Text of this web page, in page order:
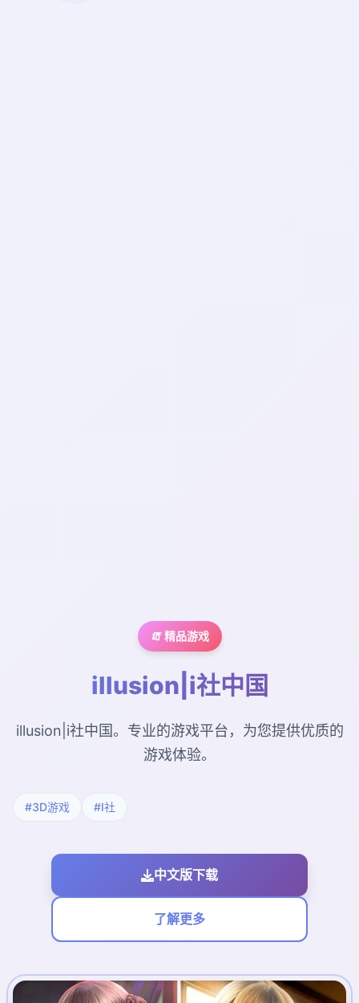
🧯 精品游戏
illusion|i社中国
illusion|i社中国。专业的游戏平台，为您提供优质的
游戏体验。
#3D游戏 #I社
中文版下载
了解更多